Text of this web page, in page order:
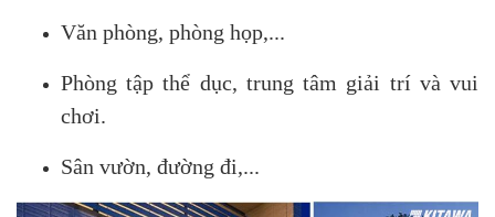
Văn phòng, phòng họp,...
Phòng tập thể dục, trung tâm giải trí và vui
chơi.
Sân vườn, đường đi,...